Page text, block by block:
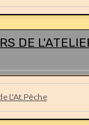
DE
L'At.Pêche